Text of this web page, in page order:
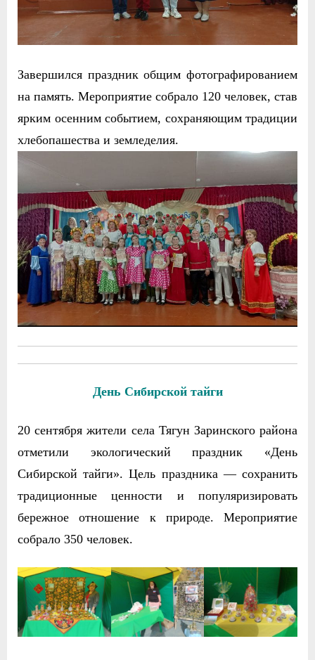
Завершился праздник общим фотографированием
на память. Мероприятие собрало 120 человек, став
ярким осенним событием, сохраняющим традиции
хлебопашества и земледелия.
День Сибирской тайги
20 сентября жители села Тягун Заринского района
отметили экологический праздник «День
Сибирской тайги». Цель праздника — сохранить
традиционные ценности и популяризировать
бережное отношение к природе. Мероприятие
собрало 350 человек.